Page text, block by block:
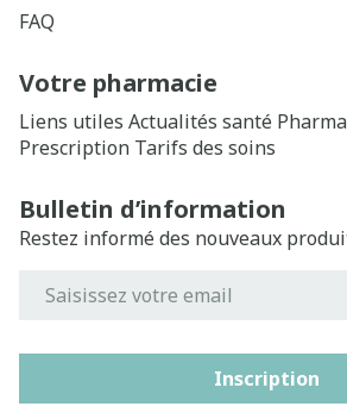
FAQ
Votre pharmacie
Liens utiles Actualités santé
Prescription Tarifs des soins
Bulletin d’information
Restez informé des nouveaux
Inscription